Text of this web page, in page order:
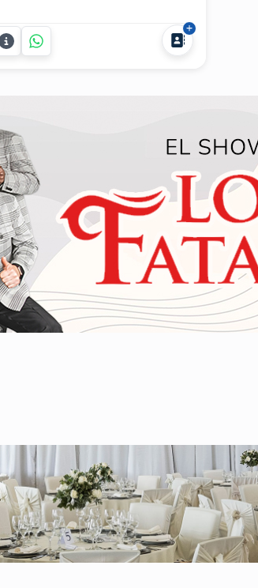
para tu próximo
En Aura Audio e
te ofrecemos